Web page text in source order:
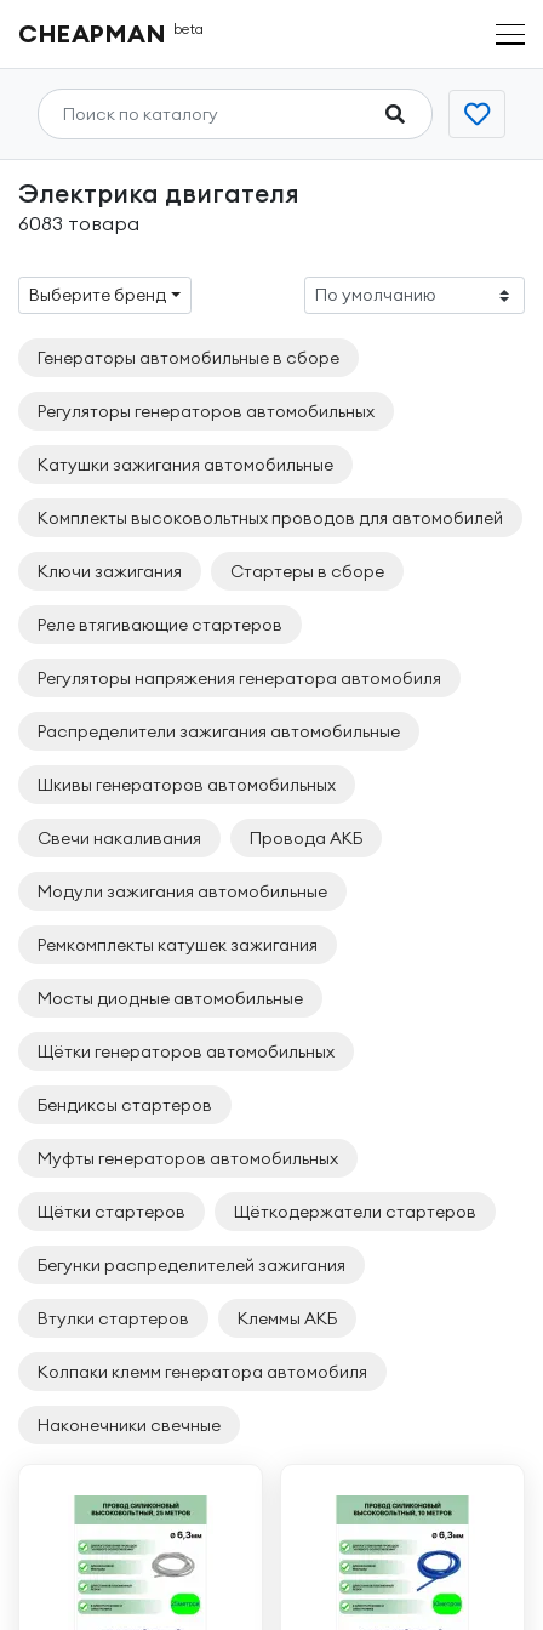
CHEAPMAN beta
Электрика двигателя
6083 товара
Выберите бренд
Генераторы автомобильные в сборе
Регуляторы генераторов автомобильных
Катушки зажигания автомобильные
Комплекты высоковольтных проводов для автомобилей
Ключи зажигания Стартеры в сборе
Реле втягивающие стартеров
Регуляторы напряжения генератора автомобиля
Распределители зажигания автомобильные
Шкивы генераторов автомобильных
Свечи накаливания Провода АКБ
Модули зажигания автомобильные
Ремкомплекты катушек зажигания
Мосты диодные автомобильные
Щётки генераторов автомобильных
Бендиксы стартеров
Муфты генераторов автомобильных
Щётки стартеров Щёткодержатели стартеров
Бегунки распределителей зажигания
Втулки стартеров Клеммы АКБ
Колпаки клемм генератора автомобиля
Наконечники свечные